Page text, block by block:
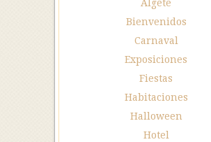
Algete
Bienvenidos
Carnaval
Exposiciones
Fiestas
Habitaciones
Halloween
Hotel